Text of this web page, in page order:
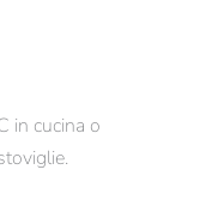
in cucina o